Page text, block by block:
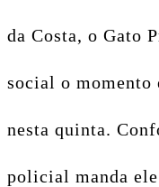
da Costa, o Gato
social o
nesta quinta.
policial manda ele